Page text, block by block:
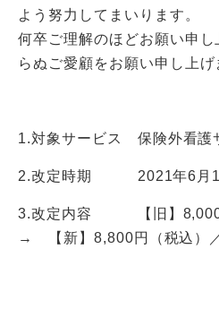
よう努力してまいります。
何卒ご理解のほどお願い申
らぬご愛顧をお願い申し上げ
1.対象サービス 保険外看護
2.改定時期 2021年6月1
3.改定内容 【旧】8,000
→ 【新】8,800円（税込）